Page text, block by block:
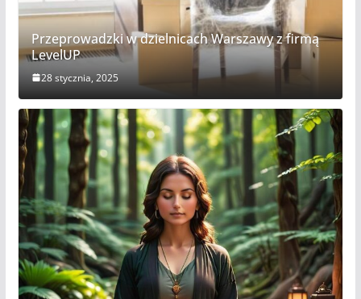
Przeprowadzki w dzielnicach Warszawy z firmą
LevelUP
28 stycznia, 2025